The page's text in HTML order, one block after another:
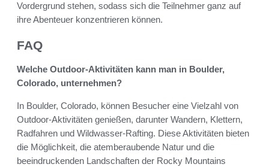
Vordergrund stehen, sodass sich die Teilnehmer ganz auf
ihre Abenteuer konzentrieren können.
FAQ
Welche Outdoor-Aktivitäten kann man in Boulder,
Colorado, unternehmen?
In Boulder, Colorado, können Besucher eine Vielzahl von
Outdoor-Aktivitäten genießen, darunter Wandern, Klettern,
Radfahren und Wildwasser-Rafting. Diese Aktivitäten bieten
die Möglichkeit, die atemberaubende Natur und die
beeindruckenden Landschaften der Rocky Mountains